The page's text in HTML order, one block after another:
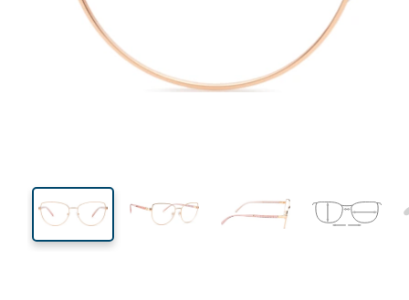
46 mm
Высота линзы Ширина линзы